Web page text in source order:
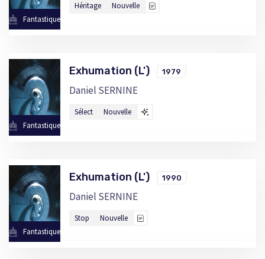
Fantastique
Héritage Nouvelle
Fantastique
Exhumation (L') 1979
Daniel SERNINE
Sélect Nouvelle
Fantastique
Exhumation (L') 1990
Daniel SERNINE
Stop Nouvelle